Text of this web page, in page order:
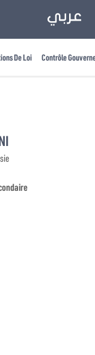
De Loi Contrôle